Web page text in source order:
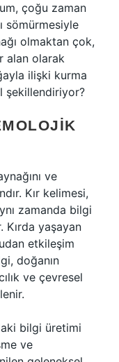
çoğu zaman
sömürmesiyle
olmaktan çok,
alan olarak
ilişki kurma
şekillendiriyor?
ve
Kır kelimesi,
zamanda bilgi
yaşayan
etkileşim
doğanın
ve çevresel
bilgi üretimi
ve